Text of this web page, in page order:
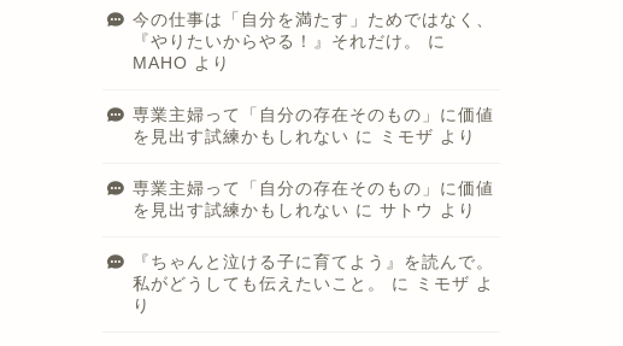
今の仕事は「自分を満たす」ためではなく、
『やりたいからやる！』それだけ。
に
MAHO より
専業主婦って「自分の存在そのもの」に価値
を見出す試練かもしれない に ミモザ より
専業主婦って「自分の存在そのもの」に価値
を見出す試練かもしれない に サトウ より
『ちゃんと泣ける子に育てよう』を読んで。
私がどうしても伝えたいこと。
に ミモザ よ
り